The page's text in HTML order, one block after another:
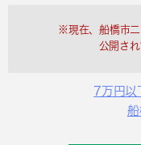
※現在、船橋市二
公開され
7万円以
船